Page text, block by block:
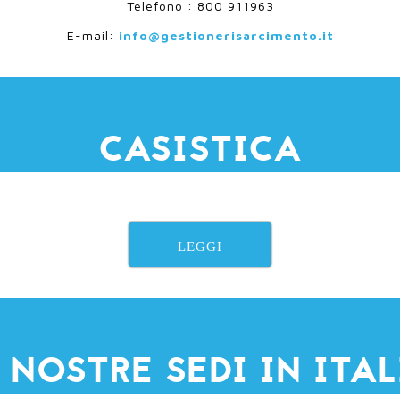
Telefono : 800 911963
E-mail: info@gestionerisarcimento.it
CASISTICA
LEGGI
NOSTRE SEDI IN